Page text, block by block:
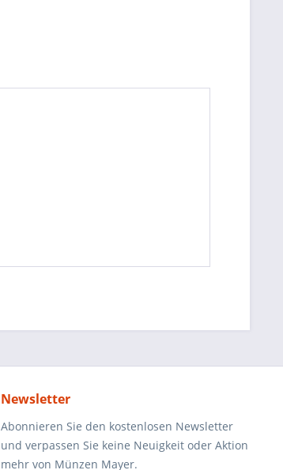
Newsletter
Abonnieren Sie den kostenlosen Newsletter
und verpassen Sie keine Neuigkeit oder Aktion
mehr von Münzen Mayer.